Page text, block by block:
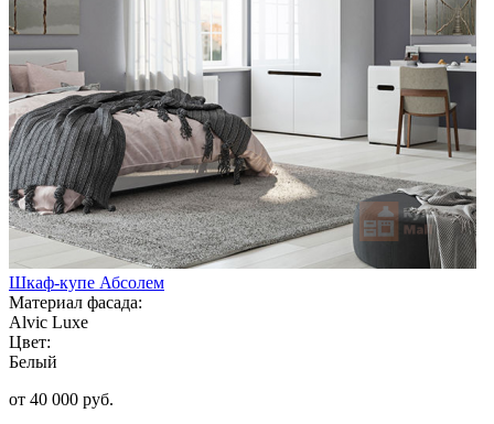
Шкаф-купе Абсолем
Материал фасада:
Alvic Luxe
Цвет:
Белый
от 40 000 руб.